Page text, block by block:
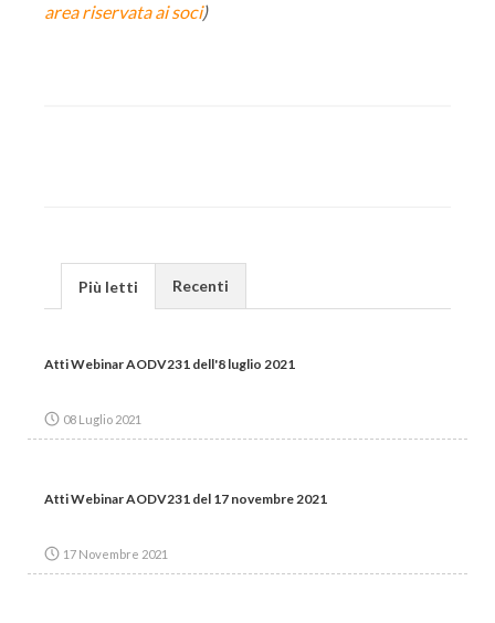
area riservata ai soci)
Più letti Recenti
Atti Webinar AODV231 dell'8 luglio 2021
08 Luglio 2021
Atti Webinar AODV231 del 17 novembre 2021
17 Novembre 2021